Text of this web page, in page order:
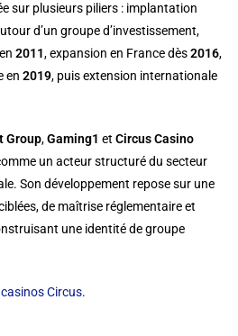
sur plusieurs piliers : implantation
d’un groupe d’investissement,
2011, expansion en France dès2016,
en 2019, puis extension internationale
Group,Gaming1 et Circus Casino
un acteur structuré du secteur
Son développement repose sur une
de maîtrise réglementaire et
une identité de groupe
casinos Circus.